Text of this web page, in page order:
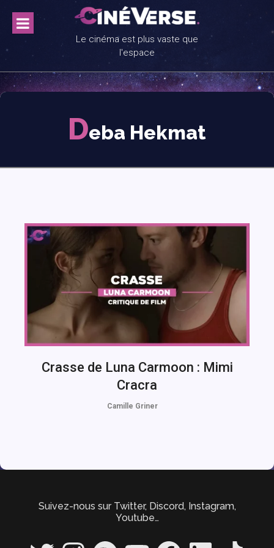
content
Le cinéma est plus vaste que
l'espace
Deba Hekmat
Crasse de Luna Carmoon : Mimi
Cracra
Camille Griner
Suivez-nous sur Twitter, Discord, Instagram,
Youtube…
Twitter InstagramSpotify YouTube FacebookLinkedIn TikTok